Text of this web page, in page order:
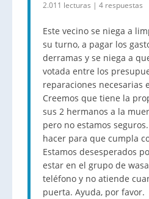
2.011 lecturas | 4 respuestas
Este vecino se niega a
su turno, a pagar los
derramas y se niega a
votada entre los
reparaciones necesarias
Creemos que tiene la
sus 2 hermanos a la
pero no estamos
hacer para que cumpla
Estamos desesperados
estar en el grupo de
teléfono y no atiende
puerta. Ayuda, por favor.